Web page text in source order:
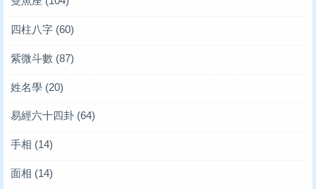
四柱八字 (60)
紫微斗數 (87)
姓名學 (20)
易經六十四卦 (64)
手相 (14)
面相 (14)